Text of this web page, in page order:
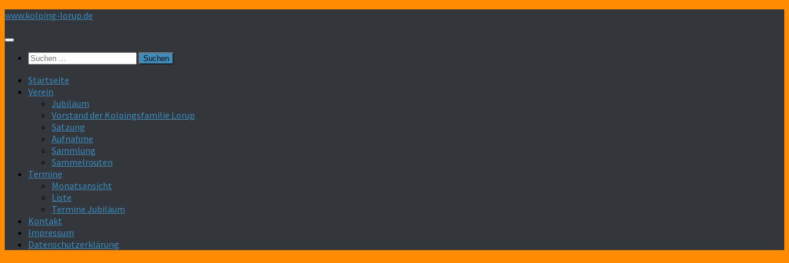
Zum
springen
www.kolping-lorup.de
Suchen
Startseite
Verein
Jubiläum
Vorstand der Kolpingsfamilie Lorup
Satzung
Aufnahme
Sammlung
Sammelrouten
Termine
Monatsansicht
Liste
Termine Jubiläum
Kontakt
Impressum
Datenschutzerklärung